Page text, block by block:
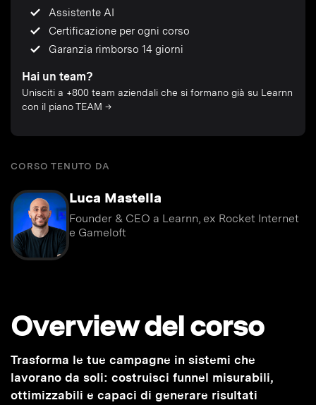
Assistente AI
Certificazione per ogni corso
Garanzia rimborso 14 giorni
Hai un team?
Unisciti a +800 team aziendali che si formano già su Learnn
con il piano TEAM →
CORSO TENUTO DA
Luca Mastella
Founder & CEO a Learnn, ex Rocket Internet
e Gameloft
Overview del corso
Trasforma le tue campagne in sistemi che
lavorano da soli: costruisci funnel misurabili,
ottimizzabili e capaci di generare risultati